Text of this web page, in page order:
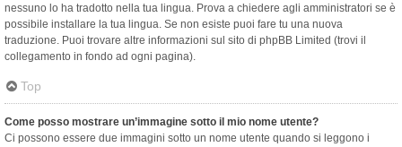
nessuno lo ha tradotto nella tua lingua. Prova a chiedere agli amministratori se è
possibile installare la tua lingua. Se non esiste puoi fare tu una nuova
traduzione. Puoi trovare altre informazioni sul sito di phpBB Limited (trovi il
collegamento in fondo ad ogni pagina).
Top
Come posso mostrare un’immagine sotto il mio nome utente?
Ci possono essere due immagini sotto un nome utente quando si leggono i